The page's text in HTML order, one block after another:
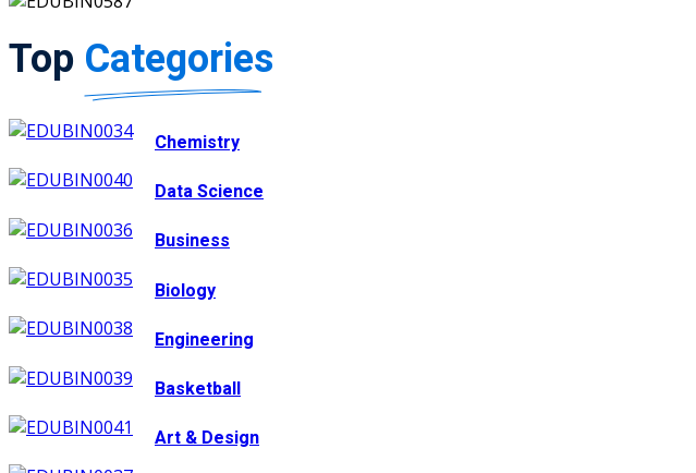
Top Categories
Chemistry
Data Science
Business
Biology
Engineering
Basketball
Art & Design